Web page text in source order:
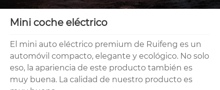
Mini coche eléctrico
El mini auto eléctrico premium de Ruifeng es un
automóvil compacto, elegante y ecológico. No solo
eso, la apariencia de este producto también es
muy buena. La calidad de nuestro producto es